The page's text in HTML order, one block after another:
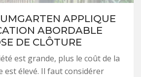
APPLIQUE
ABORDABLE
DE CLÔTURE
est grande, plus le coût de la
est élevé. Il faut considérer